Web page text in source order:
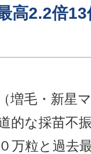
高2.2倍
増毛・新星
的な採苗不
万粒と過去